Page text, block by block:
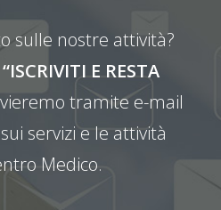
sulle nostre attività?
E RESTA
tramite e-mail
servizi e le attività
Medico.